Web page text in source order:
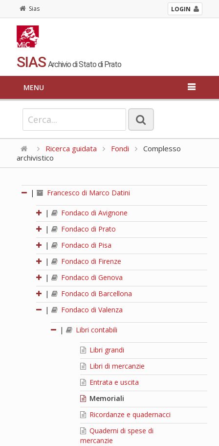
Sias LOGIN
SIAS Archivio di Stato di Prato
MENU
Ricerca guidata Fondi
Complesso
archivistico
| Francesco di Marco Datini
|
Fondaco di Avignone
|
Fondaco di Prato
|
Fondaco di Pisa
|
Fondaco di Firenze
|
Fondaco di Genova
|
Fondaco di Barcellona
|
Fondaco di Valenza
| Libri contabili
Libri grandi
Libri di mercanzie
Entrata e uscita
Memoriali
Ricordanze e quadernacci
Quaderni di spese di
mercanzie